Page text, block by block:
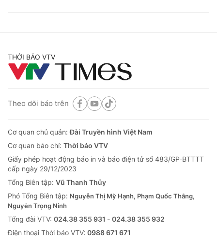
THỜI BÁO VTV
Theo dõi báo trên
Cơ quan chủ quản:Đài Truyền hình Việt Nam
Cơ quan báo chí: Thời báo VTV
Giấy phép hoạt động báo in và báo điện tử số 483/GP-BTTTT
cấp ngày 29/12/2023
Tổng Biên tập: Vũ Thanh Thủy
Phó Tổng Biên tập: Nguyễn Thị Mỹ Hạnh, Phạm Quốc Thắng,
Nguyễn Trọng Ninh
Tổng đài VTV: 024.38 355 931 - 024.38 355 932
Ðiện thoại Thời báo VTV: 0988 671 671